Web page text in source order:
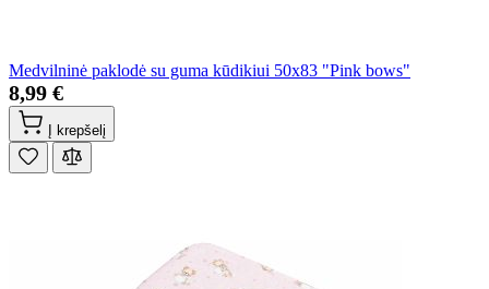
Medvilninė paklodė su guma kūdikiui 50x83 "Pink bows"
8,99 €
Į krepšelį